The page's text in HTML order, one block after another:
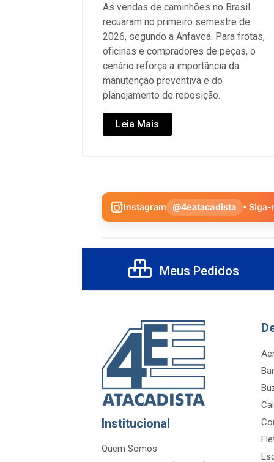
As vendas de caminhões no Brasil
recuaram no primeiro semestre de
2026, segundo a Anfavea. Para frotas,
oficinas e compradores de peças, o
cenário reforça a importância da
manutenção preventiva e do
planejamento de reposição.
Leia Mais
Instagram @4eatacadista • Siga-
Meus Pedidos
Institucional
Quem Somos